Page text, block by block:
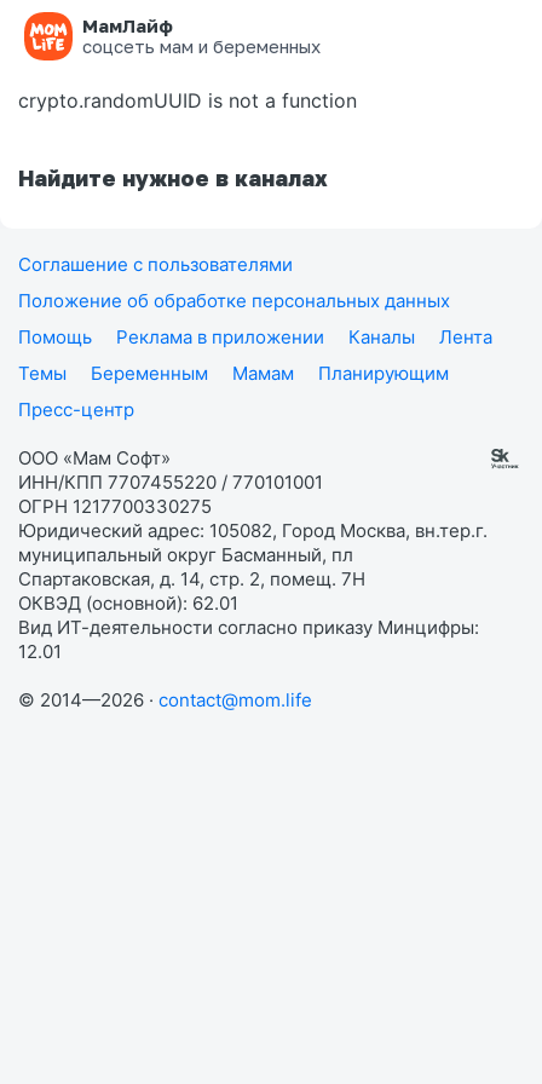
МамЛайф
соцсеть мам и беременных
Ошибка на странице
crypto.randomUUID is not a function
Найдите нужное в каналах
Соглашение с пользователями
Положение об обработке персональных данных
Помощь
Реклама в приложении Каналы
Лента
Темы
Беременным Мамам
Планирующим
Пресс-центр
ООО «Мам Софт»
ИНН/КПП 7707455220 / 770101001
ОГРН 1217700330275
Юридический адрес: 105082, Город Москва, вн.тер.г.
муниципальный округ Басманный, пл
Спартаковская, д. 14, стр. 2, помещ. 7Н
ОКВЭД (основной): 62.01
Вид ИТ-деятельности согласно приказу Минцифры:
12.01
© 2014—2026 · contact@mom.life